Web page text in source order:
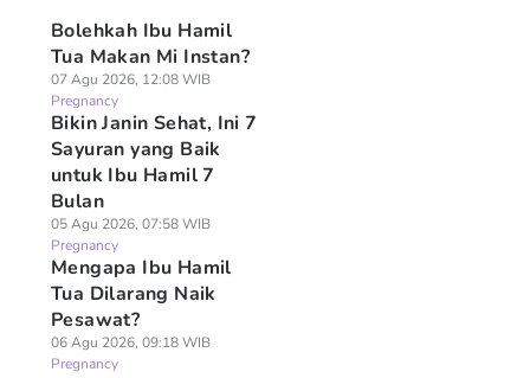
Bolehkah Ibu Hamil
Tua Makan Mi Instan?
07 Agu 2026, 12:08 WIB
Pregnancy
Bikin Janin Sehat, Ini 7
Sayuran yang Baik
untuk Ibu Hamil 7
Bulan
05 Agu 2026, 07:58 WIB
Pregnancy
Mengapa Ibu Hamil
Tua Dilarang Naik
Pesawat?
06 Agu 2026, 09:18 WIB
Pregnancy